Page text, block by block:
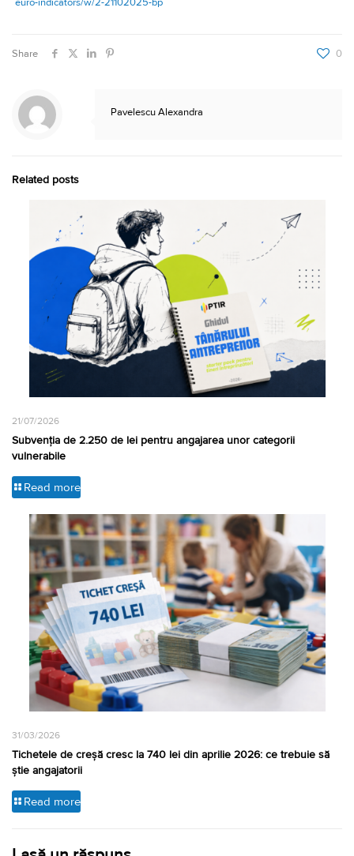
Share 0
Pavelescu Alexandra
Related posts
21/07/2026
Subvenția de 2.250 de lei pentru angajarea unor categorii
vulnerabile
Read more
31/03/2026
Tichetele de creșă cresc la 740 lei din aprilie 2026: ce trebuie să
știe angajatorii
Read more